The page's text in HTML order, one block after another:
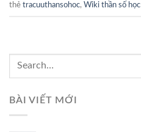
thẻ tracuuthansohoc, Wiki thần số học
BÀI VIẾT MỚI